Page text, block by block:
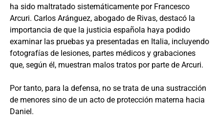
ha sido maltratado sistemáticamente por Francesco
Arcuri. Carlos Aránguez, abogado de Rivas, destacó la
importancia de que la justicia española haya podido
examinar las pruebas ya presentadas en Italia, incluyendo
fotografías de lesiones, partes médicos y grabaciones
que, según él, muestran malos tratos por parte de Arcuri.
Por tanto, para la defensa, no se trata de una sustracción
de menores sino de un acto de protección materna hacia
Daniel.